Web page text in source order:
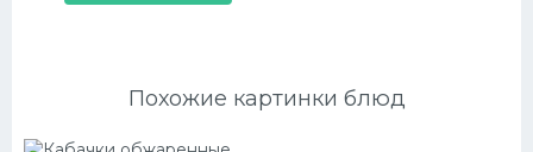
Похожие картинки блюд